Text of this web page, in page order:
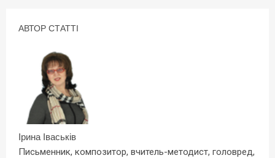
АВТОР СТАТТІ
Ірина Іваськів
Письменник, композитор, вчитель-методист, головред,